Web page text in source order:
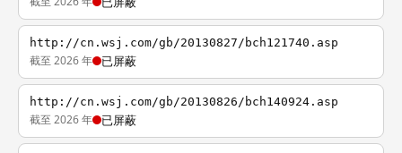
http://cn.wsj.com/gb/20130827/bch121740.asp
截至 2026 年 已屏蔽
http://cn.wsj.com/gb/20130826/bch140924.asp
截至 2026 年 已屏蔽